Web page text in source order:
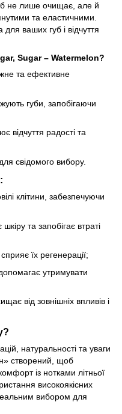
не лише очищає, але й
та еластичними.
ваших губ і відчуття
Sugar – Watermelon?
та ефективне
губи, запобігаючи
відчуття радості та
свідомого вибору.
клітини, забезпечуючи
та запобігає втраті
їх регенерації;
утримувати
від зовнішніх впливів і
натуральності та уваги
створений, щоб
із нотками літньої
високоякісних
вибором для